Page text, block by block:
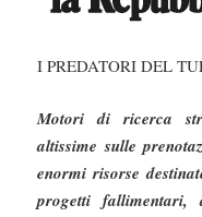
I PREDATORI DEL
Motori di ricerca
altissime sulle
enormi risorse
progetti fallimentari,